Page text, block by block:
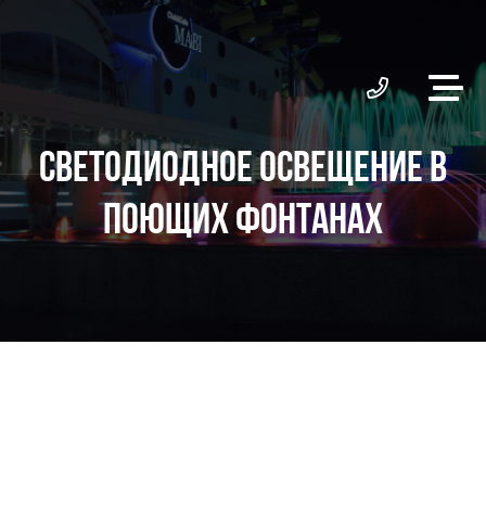
СВЕТОДИОДНОЕ ОСВЕЩЕНИЕ В
ПОЮЩИХ ФОНТАНАХ